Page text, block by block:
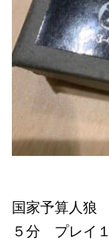
国家予算人
５分 プレイ